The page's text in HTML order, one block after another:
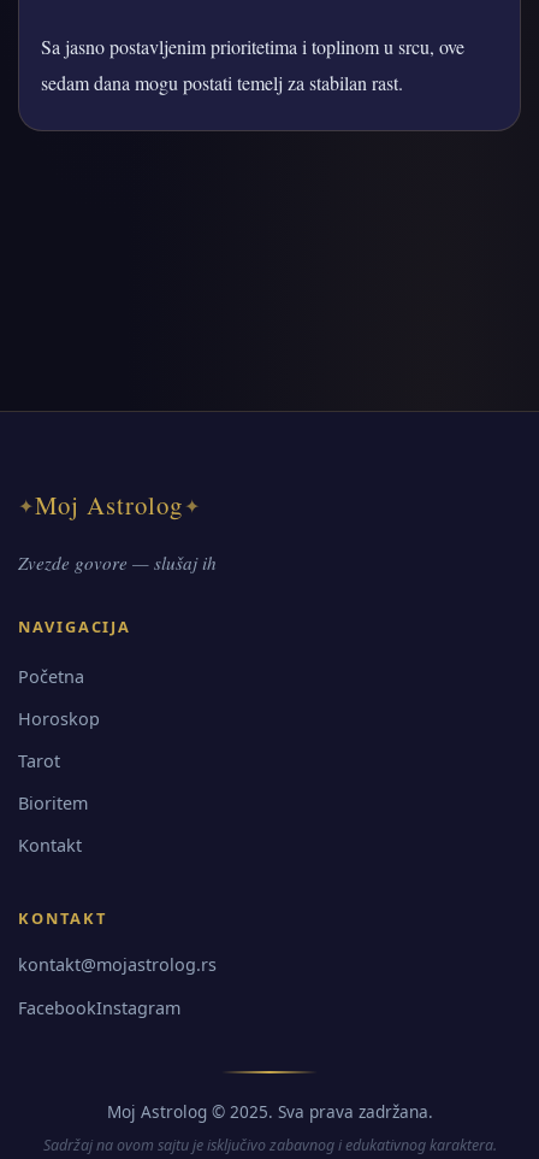
Sa jasno postavljenim prioritetima i toplinom u srcu, ove
sedam dana mogu postati temelj za stabilan rast.
✦Moj Astrolog✦
Zvezde govore — slušaj ih
NAVIGACIJA
Početna
Horoskop
Tarot
Bioritem
Kontakt
KONTAKT
kontakt@mojastrolog.rs
FacebookInstagram
Moj Astrolog © 2025. Sva prava zadržana.
Sadržaj na ovom sajtu je isključivo zabavnog i edukativnog karaktera.